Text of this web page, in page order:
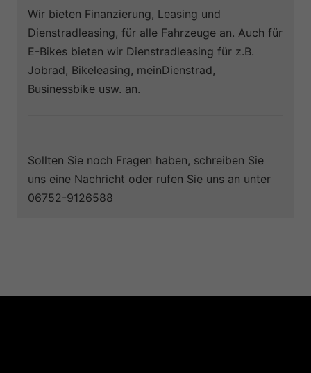
Wir bieten Finanzierung, Leasing und
Dienstradleasing, für alle Fahrzeuge an. Auch für
E-Bikes bieten wir Dienstradleasing für z.B.
Jobrad, Bikeleasing, meinDienstrad,
Businessbike usw. an.
Sollten Sie noch Fragen haben, schreiben Sie
uns eine Nachricht oder rufen Sie uns an unter
06752-9126588